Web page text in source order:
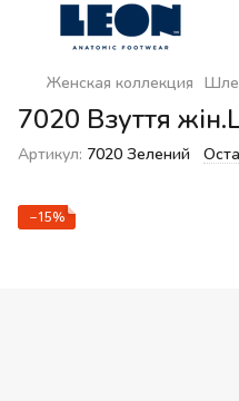
Женская коллекция
7020 Взуття
Артикул: 7020 Зелений
−15%